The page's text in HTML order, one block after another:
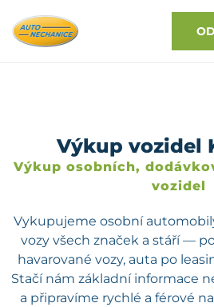
Výkup vozidel
Výkup osobních,
vozidel
Vykupujeme osobní
vozy všech značek a stáří —
havarované vozy, auta po
Stačí nám základní informace
a připravíme rychlé a férové